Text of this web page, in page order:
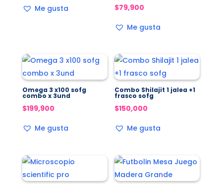
Me gusta
$79,900
Me gusta
Omega 3 x100 sofg
combo x 3und
$199,900
Me gusta
Combo Shilajit 1 jalea +1
frasco sofg
$150,000
Me gusta